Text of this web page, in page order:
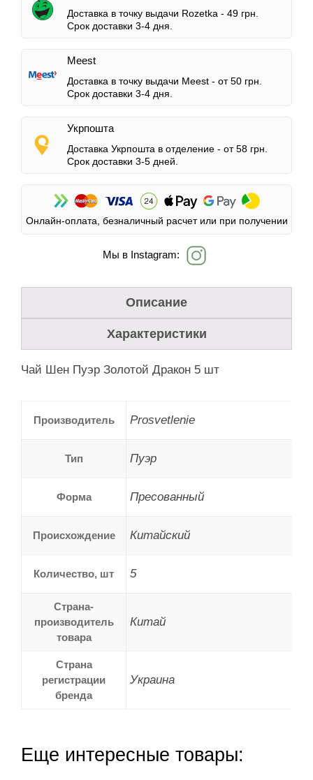
Доставка в точку выдачи Rozetka - 49 грн.
Срок доставки 3-4 дня.
Meest
Доставка в точку выдачи Meest - от 50 грн.
Срок доставки 3-4 дня.
Укрпошта
Доставка Укрпошта в отделение - от 58 грн.
Срок доставки 3-5 дней.
Онлайн-оплата, безналичный расчет или при получении
Мы в Instagram:
Описание
Характеристики
Чай Шен Пуэр Золотой Дракон 5 шт
Производитель Prosvetlenie
Тип Пуэр
Форма Пресованный
Происхождение Китайский
Количество, шт 5
Страна-
производитель
товара
Китай
Страна
регистрации
бренда
Украина
Еще интересные товары: